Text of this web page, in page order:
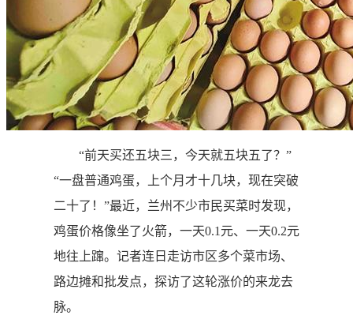
“前天买还五块三，今天就五块五了？”
“一盘普通鸡蛋，上个月才十几块，现在突破
二十了！”最近，兰州不少市民买菜时发现，
鸡蛋价格像坐了火箭，一天0.1元、一天0.2元
地往上蹿。记者连日走访市区多个菜市场、
路边摊和批发点，探访了这轮涨价的来龙去
脉。